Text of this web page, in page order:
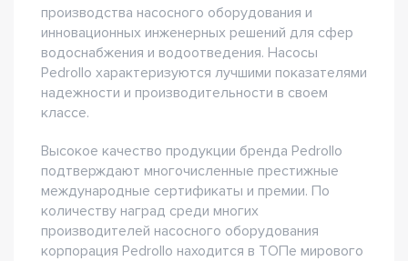
производства насосного оборудования и
инновационных инженерных решений для сфер
водоснабжения и водоотведения. Насосы
Pedrollo характеризуются лучшими показателями
надежности и производительности в своем
классе.
Высокое качество продукции бренда Pedrollo
подтверждают многочисленные престижные
международные сертификаты и премии. По
количеству наград среди многих
производителей насосного оборудования
корпорация Pedrollo находится в ТОПе мирового